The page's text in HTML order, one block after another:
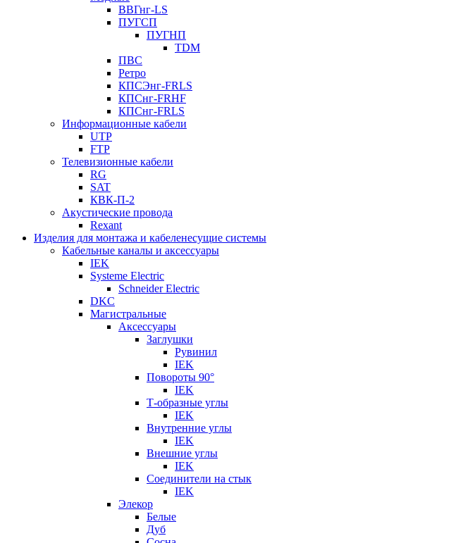
ВВГнг-LS
ПУГСП
ПУГНП
TDM
ПВС
Ретро
КПСЭнг-FRLS
КПСнг-FRHF
КПСнг-FRLS
Информационные кабели
UTP
FTP
Телевизионные кабели
RG
SAT
КВК-П-2
Акустические провода
Rexant
Изделия для монтажа и кабеленесущие системы
Кабельные каналы и аксессуары
IEK
Systeme Electric
Schneider Electric
DKC
Магистральные
Аксессуары
Заглушки
Рувинил
IEK
Повороты 90°
IEK
Т-образные углы
IEK
Внутренние углы
IEK
Внешние углы
IEK
Соединители на стык
IEK
Элекор
Белые
Дуб